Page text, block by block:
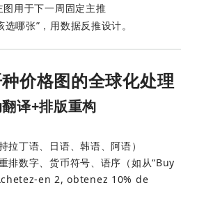
用于下一周固定主推
哪张”，用数据反推设计。
价格图的全球化处理
译+排版重构
拉丁语、日语、韩语、阿语）
排数字、货币符号、语序（如从“Buy
en 2, obtenez 10% de